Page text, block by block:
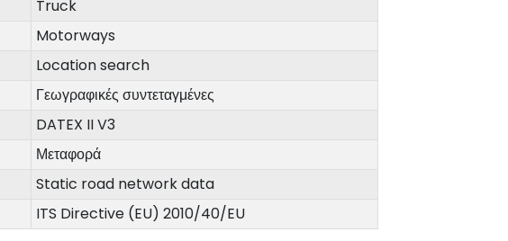
Truck
Motorways
Location search
Γεωγραφικές συντεταγμένες
DATEX II V3
Μεταφορά
Static road network data
ITS Directive (EU) 2010/40/EU